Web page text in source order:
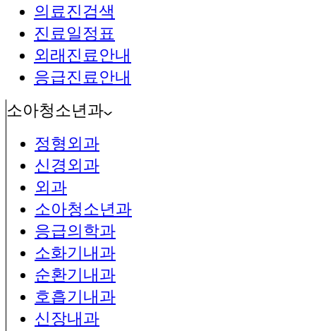
의료진검색
진료일정표
외래진료안내
응급진료안내
소아청소년과
정형외과
신경외과
외과
소아청소년과
응급의학과
소화기내과
순환기내과
호흡기내과
신장내과